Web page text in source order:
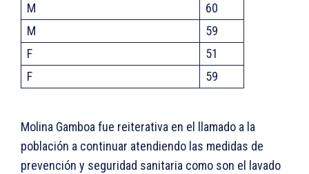
M
60
M
59
F
51
F
59
Molina Gamboa fue reiterativa en el llamado a la
población a continuar atendiendo las medidas de
prevención y seguridad sanitaria como son el lavado